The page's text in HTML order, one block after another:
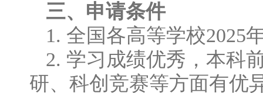
三、申请条件
1. 全国各高等学校2025
2. 学习成绩优秀，本科
研、科创竞赛等方面有优